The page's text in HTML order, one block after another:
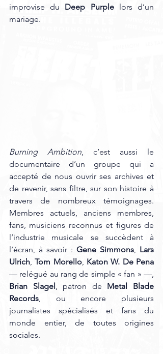
improvise du Deep Purple lors d’un
mariage.
Burning Ambition, c’est aussi le
documentaire d’un groupe qui a
accepté de nous ouvrir ses archives et
de revenir, sans filtre, sur son histoire à
travers de nombreux témoignages.
Membres actuels, anciens membres,
fans, musiciens reconnus et figures de
l’industrie musicale se succèdent à
l’écran, à savoir : Gene Simmons, Lars
Ulrich, Tom Morello, Katon W. De Pena
Brian Slagel, patron de Metal Blade
Records, ou encore plusieurs
journalistes spécialisés et fans du
monde entier, de toutes origines
sociales.